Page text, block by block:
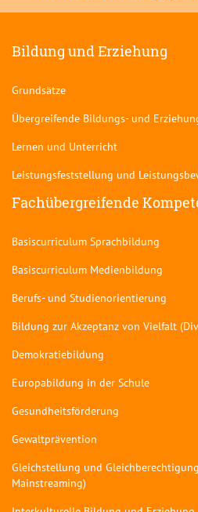
Bildung und Erziehung
Grundsätze
Übergreifende Bildungs- und
Lernen und Unterricht
Leistungsfeststellung und
Fachübergreifende
Basiscurriculum Sprachbildung
Basiscurriculum Medienbildung
Berufs- und Studienorientierung
Bildung zur Akzeptanz von Vielfalt
Demokratiebildung
Europabildung in der Schule
Gesundheitsförderung
Gewaltprävention
Gleichstellung und
Mainstreaming)